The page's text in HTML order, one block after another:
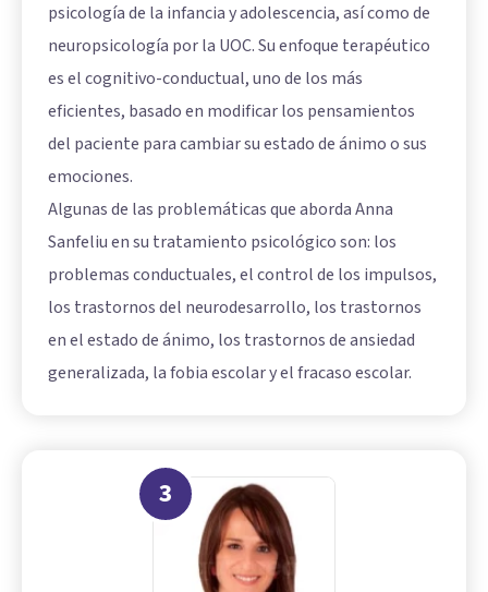
psicología de la infancia y adolescencia, así como de
neuropsicología por la UOC. Su enfoque terapéutico
es el cognitivo-conductual, uno de los más
eficientes, basado en modificar los pensamientos
del paciente para cambiar su estado de ánimo o sus
emociones.
Algunas de las problemáticas que aborda Anna
Sanfeliu en su tratamiento psicológico son: los
problemas conductuales, el control de los impulsos,
los trastornos del neurodesarrollo, los trastornos
en el estado de ánimo, los trastornos de ansiedad
generalizada, la fobia escolar y el fracaso escolar.
3